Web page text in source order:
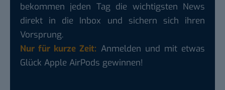
bekommen jeden Tag die wichtigsten News
direkt in die Inbox und sichern sich ihren
Vorsprung.
Nur für kurze Zeit: Anmelden und mit etwas
Glück Apple AirPods gewinnen!